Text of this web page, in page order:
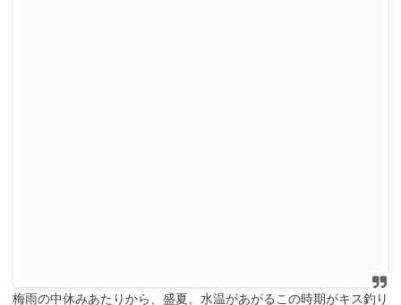
梅雨の中休みあたりから、盛夏。水温があがるこの時期がキス釣り